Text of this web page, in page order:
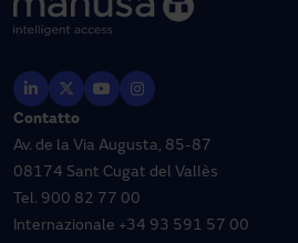
Contatto
Av. de la Via Augusta, 85-87
08174 Sant Cugat del Vallès
Tel. 900 82 77 00
Internazionale +34 93 591 57 00